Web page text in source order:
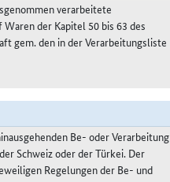
verarbeitete
der Kapitel 50 bis 63 des
gem. den in der Verarbeitungsliste
Be- oder Verarbeitung
Schweiz oder der Türkei. Der
Regelungen der Be- und